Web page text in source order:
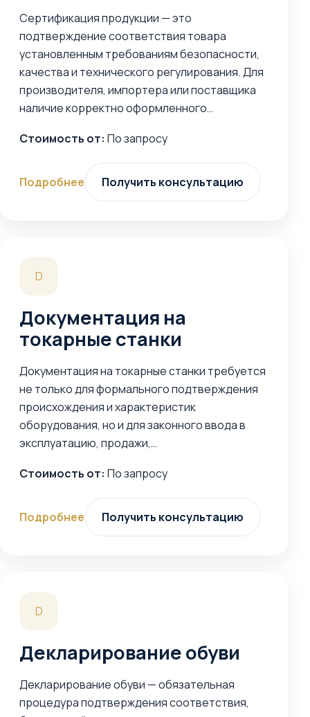
Сертификация продукции — это
подтверждение соответствия товара
установленным требованиям безопасности,
качества и технического регулирования. Для
производителя, импортера или поставщика
наличие корректно оформленного…
Стоимость от: По запросу
Подробнее Получить консультацию
D
Документация на
токарные станки
Документация на токарные станки требуется
не только для формального подтверждения
происхождения и характеристик
оборудования, но и для законного ввода в
эксплуатацию, продажи,…
Стоимость от: По запросу
Подробнее Получить консультацию
D
Декларирование обуви
Декларирование обуви — обязательная
процедура подтверждения соответствия,